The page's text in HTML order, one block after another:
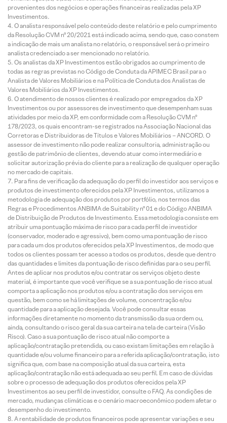
provenientes dos negócios e operações financeiras realizadas pela XP
Investimentos.
O analista responsável pelo conteúdo deste relatório e pelo cumprimento
da Resolução CVM nº 20/2021 está indicado acima, sendo que, caso constem
a indicação de mais um analista no relatório, o responsável será o primeiro
analista credenciado a ser mencionado no relatório.
Os analistas da XP Investimentos estão obrigados ao cumprimento de
todas as regras previstas no Código de Conduta da APIMEC Brasil para o
Analista de Valores Mobiliários e na Política de Conduta dos Analistas de
Valores Mobiliários da XP Investimentos.
O atendimento de nossos clientes é realizado por empregados da XP
Investimentos ou por assessores de investimento que desempenham suas
atividades por meio da XP, em conformidade com a Resolução CVM nº
178/2023, os quais encontram-se registrados na Associação Nacional das
Corretoras e Distribuidoras de Títulos e Valores Mobiliários – ANCORD. O
assessor de investimento não pode realizar consultoria, administração ou
gestão de patrimônio de clientes, devendo atuar como intermediário e
solicitar autorização prévia do cliente para a realização de qualquer operação
no mercado de capitais.
Para fins de verificação da adequação do perfil do investidor aos serviços e
produtos de investimento oferecidos pela XP Investimentos, utilizamos a
metodologia de adequação dos produtos por portfólio, nos termos das
Regras e Procedimentos ANBIMA de Suitability nº 01 e do Código ANBIMA
de Distribuição de Produtos de Investimento. Essa metodologia consiste em
atribuir uma pontuação máxima de risco para cada perfil de investidor
(conservador, moderado e agressivo), bem como uma pontuação de risco
para cada um dos produtos oferecidos pela XP Investimentos, de modo que
todos os clientes possam ter acesso a todos os produtos, desde que dentro
das quantidades e limites da pontuação de risco definidas para o seu perfil.
Antes de aplicar nos produtos e/ou contratar os serviços objeto deste
material, é importante que você verifique se a sua pontuação de risco atual
comporta a aplicação nos produtos e/ou a contratação dos serviços em
questão, bem como se há limitações de volume, concentração e/ou
quantidade para a aplicação desejada. Você pode consultar essas
informações diretamente no momento da transmissão da sua ordem ou,
ainda, consultando o risco geral da sua carteira na tela de carteira (Visão
Risco). Caso a sua pontuação de risco atual não comporte a
aplicação/contratação pretendida, ou caso existam limitações em relação à
quantidade e/ou volume financeiro para a referida aplicação/contratação, isto
significa que, com base na composição atual da sua carteira, esta
aplicação/contratação não está adequada ao seu perfil. Em caso de dúvidas
sobre o processo de adequação dos produtos oferecidos pela XP
Investimentos ao seu perfil de investidor, consulte o FAQ. As condições de
mercado, mudanças climáticas e o cenário macroeconômico podem afetar o
desempenho do investimento.
A rentabilidade de produtos financeiros pode apresentar variações e seu